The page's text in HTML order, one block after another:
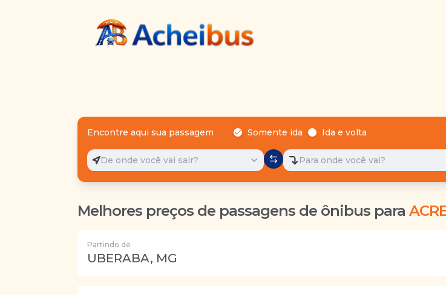
Encontre aqui sua passagem Somente ida Ida e volta
De onde você vai sair? Para onde você vai?
Melhores preços de passagens de ônibus para
Partindo de
UBERABA, MG